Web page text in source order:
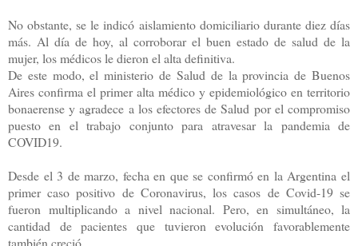
No obstante, se le indicó aislamiento domiciliario durante diez días
más. Al día de hoy, al corroborar el buen estado de salud de la
mujer, los médicos le dieron el alta definitiva.
De este modo, el ministerio de Salud de la provincia de Buenos
Aires confirma el primer alta médico y epidemiológico en territorio
bonaerense y agradece a los efectores de Salud por el compromiso
puesto en el trabajo conjunto para atravesar la pandemia de
COVID19.
Desde el 3 de marzo, fecha en que se confirmó en la Argentina el
primer caso positivo de Coronavirus, los casos de Covid-19 se
fueron multiplicando a nivel nacional. Pero, en simultáneo, la
cantidad de pacientes que tuvieron evolución favorablemente
también creció.